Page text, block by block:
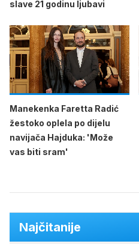
slave 21 godinu ljubavi
Manekenka Faretta Radić
žestoko oplela po dijelu
navijača Hajduka: 'Može
vas biti sram'
Najčitanije